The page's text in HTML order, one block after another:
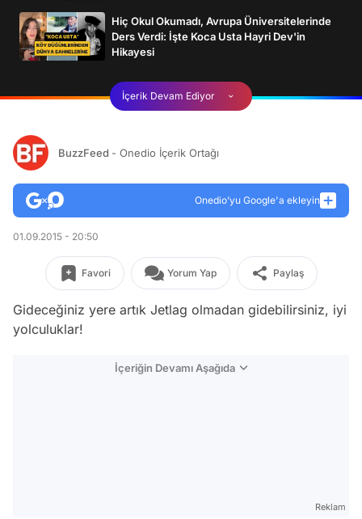
Hiç Okul Okumadı, Avrupa Üniversitelerinde
Ders Verdi: İşte Koca Usta Hayri Dev'in
Hikayesi
İçerik Devam Ediyor
BuzzFeed - Onedio İçerik Ortağı
Onedio’yu Google'a ekleyin
01.09.2015 - 20:50
Favori Yorum Yap Paylaş
Gideceğiniz yere artık Jetlag olmadan gidebilirsiniz, iyi
yolculuklar!
İçeriğin Devamı Aşağıda
Reklam